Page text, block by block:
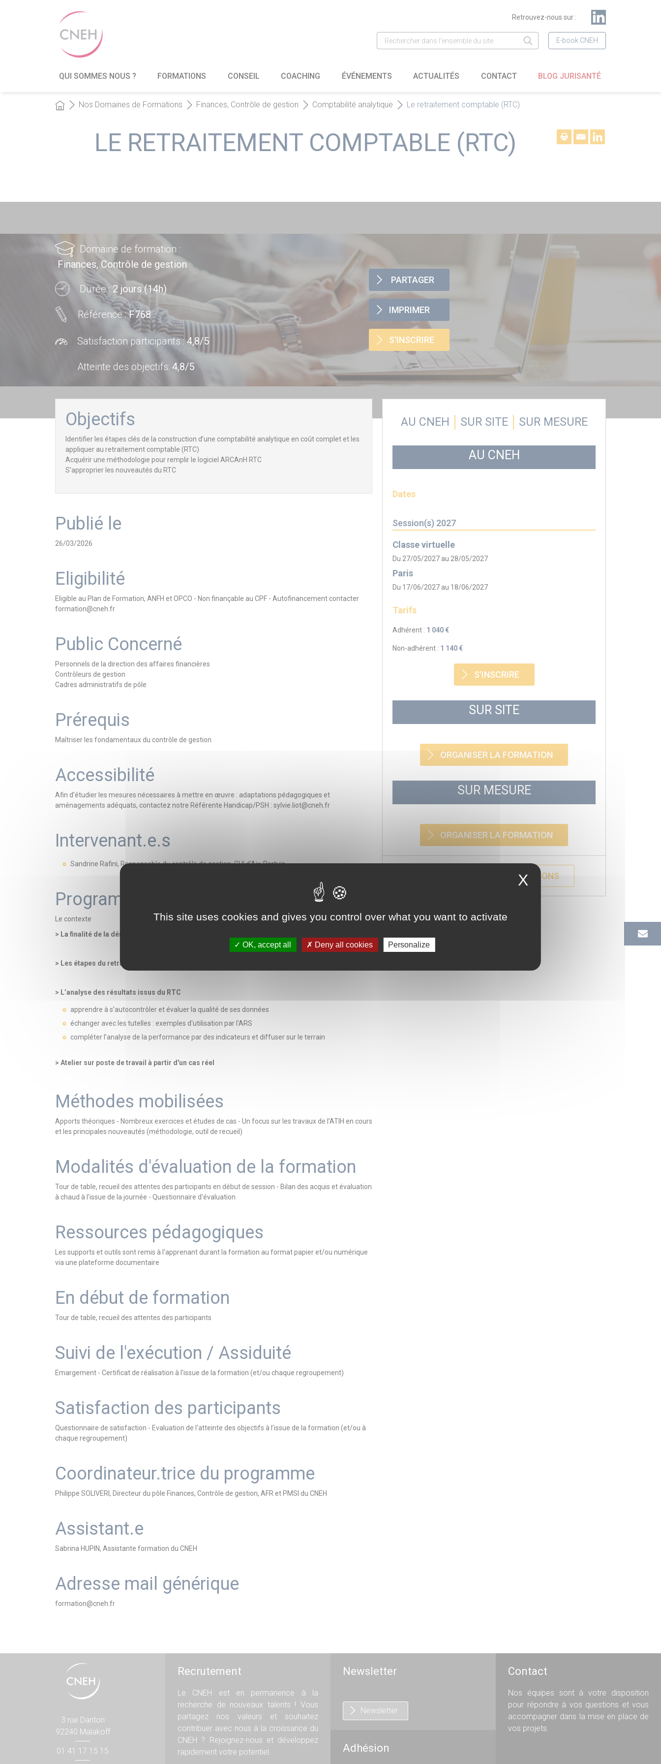
Retrouvez-nous sur :
E-book CNEH
QUI SOMMES NOUS ? FORMATIONS CONSEIL COACHING ÉVÉNEMENTS ACTUALITÉS CONTACT BLOG JURISANTÉ
Nos Domaines de Formations Finances, Contrôle de gestion Comptabilité analytique Le retraitement comptable (RTC)
LE RETRAITEMENT COMPTABLE (RTC)
Domaine de formation :
Finances, Contrôle de gestion
Durée : 2 jours (14h)
Référence : F768
Satisfaction participants : 4,8/5
Atteinte des objectifs: 4,8/5
PARTAGER
IMPRIMER
S'INSCRIRE
Objectifs
Identifier les étapes clés de la construction d’une comptabilité analytique en coût complet et les
appliquer au retraitement comptable (RTC)
Acquérir une méthodologie pour remplir le logiciel ARCAnH RTC
S'approprier les nouveautés du RTC
Publié le
26/03/2026
Eligibilité
Eligible au Plan de Formation, ANFH et OPCO - Non finançable au CPF - Autofinancement contacter
formation@cneh.fr
Public Concerné
Personnels de la direction des affaires financières
Contrôleurs de gestion
Cadres administratifs de pôle
Prérequis
Maîtriser les fondamentaux du contrôle de gestion
Accessibilité
Afin d’étudier les mesures nécessaires à mettre en œuvre : adaptations pédagogiques et
aménagements adéquats, contactez notre Référente Handicap/PSH : sylvie.liot@cneh.fr
Intervenant.e.s
Sandrine Rafini, Responsable du contrôle de gestion, CHI d'Aix-Pertuis
Programme
Le contexte
> La finalité de la démarche
> Les étapes du retraitement comptable
> L’analyse des résultats issus du RTC
apprendre à s’autocontrôler et évaluer la qualité de ses données
échanger avec les tutelles : exemples d'utilisation par l'ARS
compléter l’analyse de la performance par des indicateurs et diffuser sur le terrain
> Atelier sur poste de travail à partir d'un cas réel
Méthodes mobilisées
Apports théoriques - Nombreux exercices et études de cas - Un focus sur les travaux de l’ATIH en cours
et les principales nouveautés (méthodologie, outil de recueil)
Modalités d'évaluation de la formation
Tour de table, recueil des attentes des participants en début de session - Bilan des acquis et évaluation
à chaud à l'issue de la journée - Questionnaire d'évaluation
Ressources pédagogiques
Les supports et outils sont remis à l'apprenant durant la formation au format papier et/ou numérique
via une plateforme documentaire
En début de formation
Tour de table, recueil des attentes des participants
Suivi de l'exécution / Assiduité
Emargement - Certificat de réalisation à l'issue de la formation (et/ou chaque regroupement)
Satisfaction des participants
Questionnaire de satisfaction - Evaluation de l'atteinte des objectifs à l'issue de la formation (et/ou à
chaque regroupement)
Coordinateur.trice du programme
Philippe SOLIVERI, Directeur du pôle Finances, Contrôle de gestion, AFR et PMSI du CNEH
Assistant.e
Sabrina HUPIN, Assistante formation du CNEH
Adresse mail générique
formation@cneh.fr
AU CNEH SUR SITE SUR MESURE
AU CNEH
Dates
Session(s) 2027
Classe virtuelle
Du 27/05/2027 au 28/05/2027
Paris
Du 17/06/2027 au 18/06/2027
Tarifs
Adhérent : 1 040 €
Non-adhérent : 1 140 €
S'INSCRIRE
SUR SITE
ORGANISER LA FORMATION
SUR MESURE
ORGANISER LA FORMATION
RECEVOIR DES INFORMATIONS
3 rue Danton
92240 Malakoff
01 41 17 15 15
Recrutement
Le CNEH est en permanence à la
recherche de nouveaux talents ! Vous
partagez nos valeurs et souhaitez
contribuer avec nous à la croissance du
CNEH ? Rejoignez-nous et développez
rapidement votre potentiel.
Newsletter
Newsletter
Adhésion
Contact
Nos équipes sont à votre disposition
pour répondre à vos questions et vous
accompagner dans la mise en place de
vos projets.
X
This site uses cookies and gives you control over what you want to activate
OK, accept all Deny all cookies Personalize